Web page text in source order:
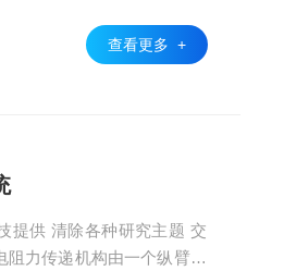
查看更多 +
提供 清除各种研究主题 交
力传递机构由一个纵臂和